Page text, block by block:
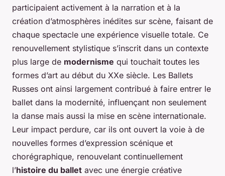
participaient activement à la narration et à la
création d’atmosphères inédites sur scène, faisant de
chaque spectacle une expérience visuelle totale. Ce
renouvellement stylistique s’inscrit dans un contexte
plus large de modernisme qui touchait toutes les
formes d’art au début du XXe siècle. Les Ballets
Russes ont ainsi largement contribué à faire entrer le
ballet dans la modernité, influençant non seulement
la danse mais aussi la mise en scène internationale.
Leur impact perdure, car ils ont ouvert la voie à de
nouvelles formes d’expression scénique et
chorégraphique, renouvelant continuellement
l’histoire du ballet avec une énergie créative